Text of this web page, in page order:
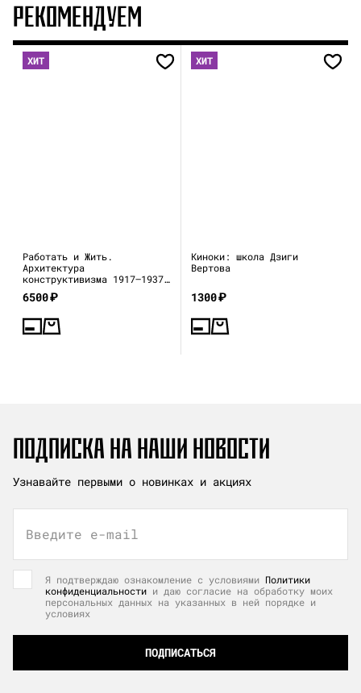
РЕКОМЕНДУЕМ
ХИТ
Работать и Жить.
Архитектура
конструктивизма 1917—1937
(каталог выставки)
6500₽
ХИТ
Киноки: школа Дзиги
Вертова
1300₽
ПОДПИСКА НА НАШИ НОВОСТИ
Узнавайте первыми о новинках и акциях
Введите e-mail
Я подтверждаю ознакомление с условиями Политики
конфиденциальности и даю согласие на обработку моих
персональных данных на указанных в ней порядке и
условиях
ПОДПИСАТЬСЯ